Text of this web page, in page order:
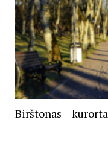
Birštonas –